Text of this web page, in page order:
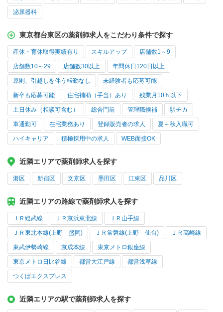
泌尿器科
東京都台東区の薬剤師求人をこだわり条件で探す
産休・育休取得実績有り スキルアップ 店舗数1～9
店舗数10～29 店舗数30以上 年間休日120日以上
原則、引越しを伴う転勤なし 未経験者も応募可能
新卒も応募可能 住宅補助（手当）あり 残業月10ｈ以下
土日休み（相談可含む） 総合門前 管理職候補 駅チカ
車通勤可 在宅業務あり 登録販売者の求人 夏～秋入職可
ハイキャリア 積極採用中の求人 WEB面接OK
近隣エリアで薬剤師求人を探す
港区 新宿区 文京区 墨田区 江東区 品川区
近隣エリアの路線で薬剤師求人を探す
ＪＲ総武線 ＪＲ京浜東北線 ＪＲ山手線
ＪＲ東北本線(上野－盛岡) ＪＲ常磐線(上野－仙台) ＪＲ高崎線
東武伊勢崎線 京成本線 東京メトロ銀座線
東京メトロ日比谷線 都営大江戸線 都営浅草線
つくばエクスプレス
近隣エリアの駅で薬剤師求人を探す